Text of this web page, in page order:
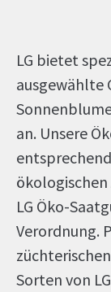
LG bietet
ausgewählte
an. Unsere
LG Öko-
Verordnung.
Sorten von